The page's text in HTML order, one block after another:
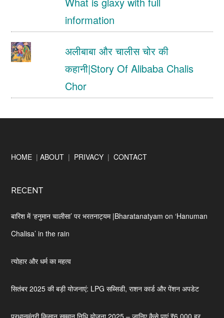
information
अलीबाबा और चालीस चोर की
कहानी|Story Of Alibaba Chalis
Chor
Footer
HOME |ABOUT | PRIVACY |CONTACT
RECENT
बारिश में ‘हनुमान चालीसा’ पर भरतनाट्यम |Bharatanatyam on ‘Hanuman
Chalisa’ in the rain
त्योहार और धर्म का महत्व
सितंबर 2025 की बड़ी योजनाएं: LPG सब्सिडी, राशन कार्ड और पेंशन अपडेट